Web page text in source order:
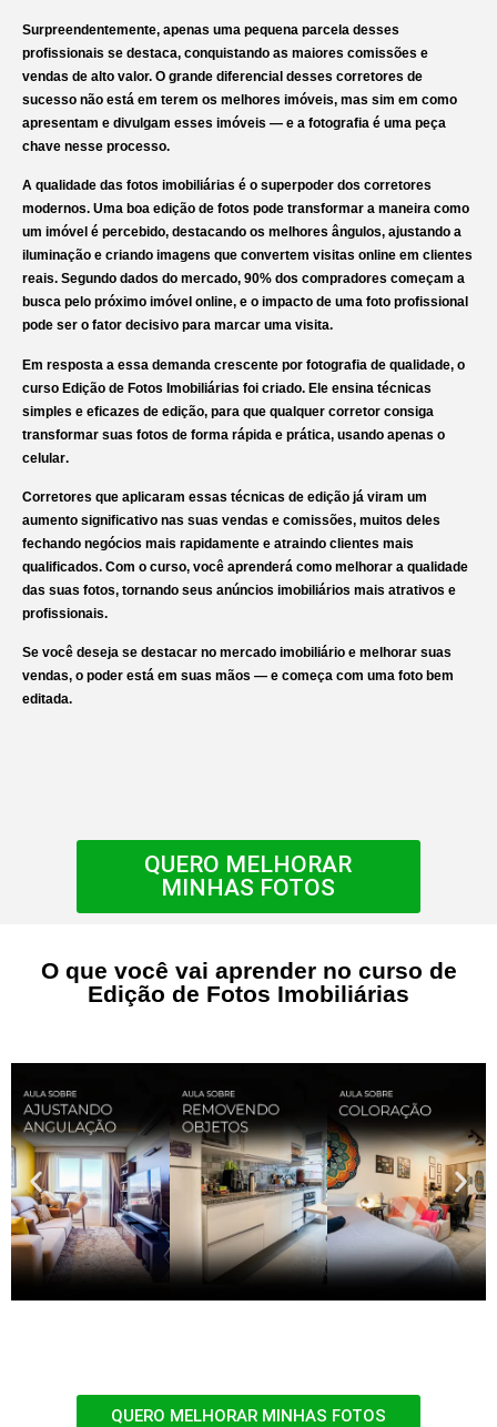
Surpreendentemente, apenas uma pequena parcela desses
profissionais se destaca, conquistando as maiores comissões e
vendas de alto valor. O grande diferencial desses corretores de
sucesso não está em terem os melhores imóveis, mas sim em como
apresentam e divulgam esses imóveis — e a fotografia é uma peça
chave nesse processo.
A qualidade das fotos imobiliárias é o superpoder dos corretores
modernos. Uma boa edição de fotos pode transformar a maneira como
um imóvel é percebido, destacando os melhores ângulos, ajustando a
iluminação e criando imagens que convertem visitas online em clientes
reais. Segundo dados do mercado, 90% dos compradores começam a
busca pelo próximo imóvel online, e o impacto de uma foto profissional
pode ser o fator decisivo para marcar uma visita.
Em resposta a essa demanda crescente por fotografia de qualidade, o
curso Edição de Fotos Imobiliárias foi criado. Ele ensina técnicas
simples e eficazes de edição, para que qualquer corretor consiga
transformar suas fotos de forma rápida e prática, usando apenas o
celular.
Corretores que aplicaram essas técnicas de edição já viram um
aumento significativo nas suas vendas e comissões, muitos deles
fechando negócios mais rapidamente e atraindo clientes mais
qualificados. Com o curso, você aprenderá como melhorar a qualidade
das suas fotos, tornando seus anúncios imobiliários mais atrativos e
profissionais.
Se você deseja se destacar no mercado imobiliário e melhorar suas
vendas, o poder está em suas mãos — e começa com uma foto bem
editada.
QUERO MELHORAR
MINHAS FOTOS
O que você vai aprender no curso de
Edição de Fotos Imobiliárias
QUERO MELHORAR MINHAS FOTOS